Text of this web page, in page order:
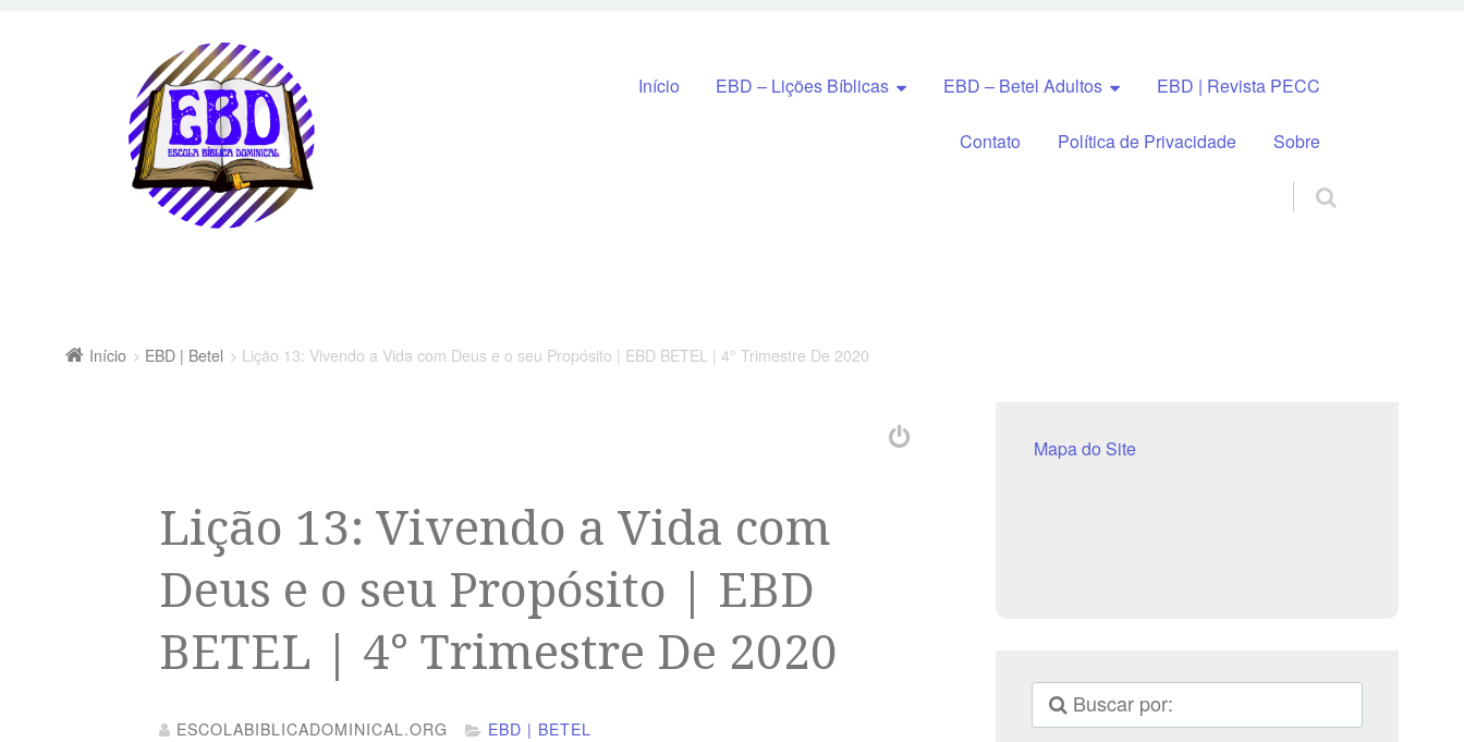
Pular para o conteúdo
Início EBD – Lições Bíblicas EBD – Betel Adultos EBD | Revista PECC
Contato Política de Privacidade Sobre
Início EBD | Betel Lição 13: Vivendo a Vida com Deus e o seu Propósito | EBD BETEL | 4° Trimestre De 2020
Lição 13: Vivendo a Vida com
Deus e o seu Propósito | EBD
BETEL | 4° Trimestre De 2020
ESCOLABIBLICADOMINICAL.ORG EBD | BETEL
Mapa do Site